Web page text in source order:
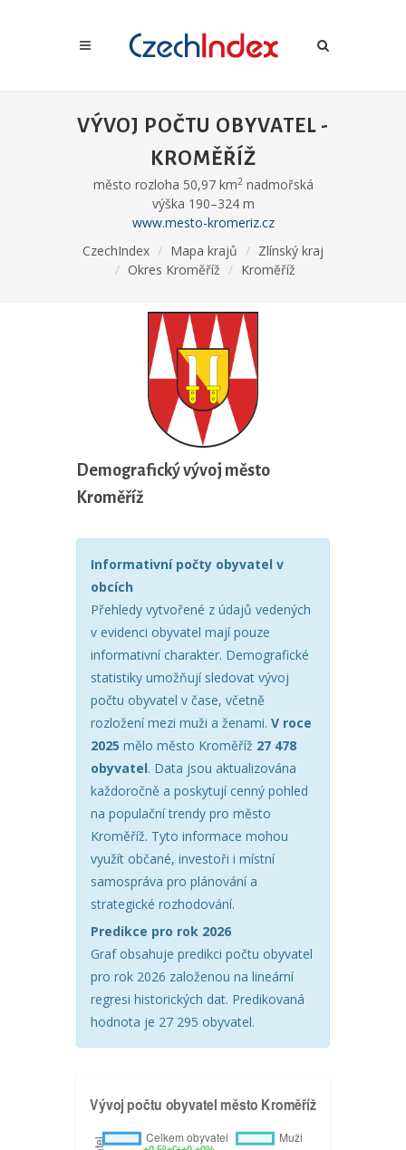
VÝVOJ POČTU OBYVATEL -
KROMĚŘÍŽ
město rozloha 50,97 km2nadmořská
výška 190–324 m
www.mesto-kromeriz.cz
CzechIndex
Mapa krajů
Zlínský kraj
Okres Kroměříž
Kroměříž
Demografický vývoj město
Kroměříž
Informativní počty obyvatel v
obcích
Přehledy vytvořené z údajů vedených
v evidenci obyvatel mají pouze
informativní charakter. Demografické
statistiky umožňují sledovat vývoj
počtu obyvatel v čase, včetně
rozložení mezi muži a ženami. V roce
2025 mělo město Kroměříž 27 478
obyvatel. Data jsou aktualizována
každoročně a poskytují cenný pohled
na populační trendy pro město
Kroměříž. Tyto informace mohou
využít občané, investoři i místní
samospráva pro plánování a
strategické rozhodování.
Predikce pro rok 2026
Graf obsahuje predikci počtu obyvatel
pro rok 2026 založenou na lineární
regresi historických dat. Predikovaná
hodnota je 27 295 obyvatel.